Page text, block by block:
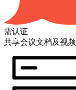
需认证
共享会议文档及视频